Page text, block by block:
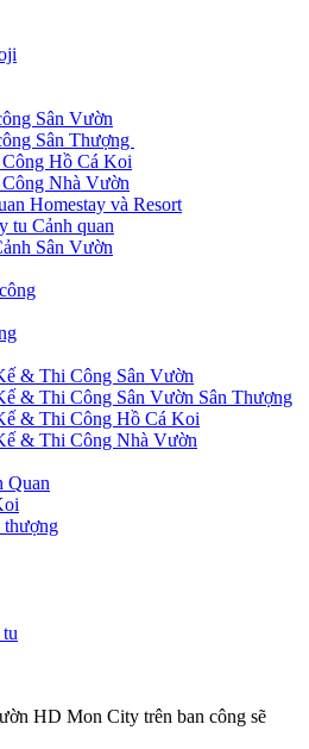
Sân Vườn
Sân Thượng
Hồ Cá Koi
Nhà Vườn
Homestay và Resort
tu Cảnh quan
Sân Vườn
& Thi Công Sân Vườn
& Thi Công Sân Vườn Sân Thượng
& Thi Công Hồ Cá Koi
& Thi Công Nhà Vườn
Quan
thượng
HD Mon City trên ban công sẽ